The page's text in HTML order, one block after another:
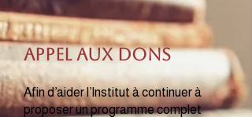
Appel aux dons
Afin d’aider l’Institut à continuer à
proposer un programme complet